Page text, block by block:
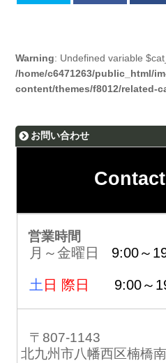
Warning: Undefined variable
/home/c6471263/public_html/
content/themes/f8012/related-
お問い合わせ
営業時間
月～金曜日 9:00～
土 日 際日 9:00～
〒807-1143
北九州市八幡西区楠橋